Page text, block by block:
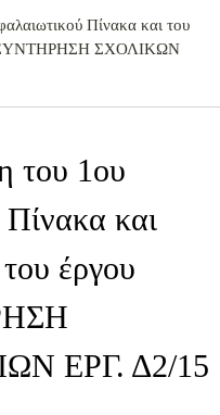
Πίνακα και του
ΣΥΝΤΗΡΗΣΗ ΣΧΟΛΙΚΩΝ
του 1ου
και
έργου
ΕΡΓ. Δ2/15